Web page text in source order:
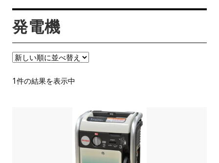
へ
ス
キ
ッ
プ
キ
ッ
プ
ご来場特典
お知らせ
発電機
1件の結果を表示中